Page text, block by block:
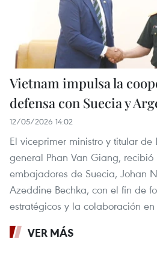
Vietnam impulsa la
defensa con Suecia y
12/05/2026 14:02
El viceprimer ministro y titular de
general Phan Van Giang,
embajadores de Suecia, Johan
Azeddine Bechka, con el fin de
estratégicos y la colaboración
VER MÁS